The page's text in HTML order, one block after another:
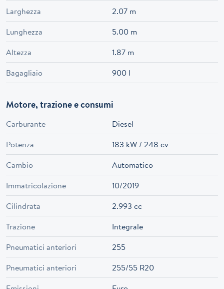
Larghezza
2.07 m
Lunghezza
5.00 m
Altezza
1.87 m
Bagagliaio
900 l
Motore, trazione e consumi
Carburante
Diesel
Potenza
183 kW / 248 cv
Cambio
Automatico
Immatricolazione
10/2019
Cilindrata
2.993 cc
Trazione
Integrale
Pneumatici anteriori
255
Pneumatici anteriori
255/55 R20